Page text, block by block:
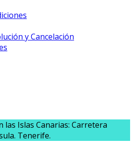
y Cancelación
las Islas Canarias: Carretera
Tenerife.